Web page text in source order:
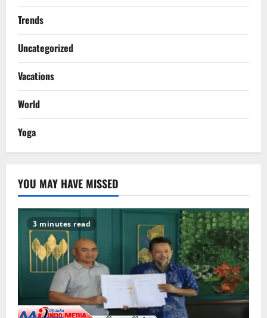
Trends
Uncategorized
Vacations
World
Yoga
YOU MAY HAVE MISSED
3 minutes read